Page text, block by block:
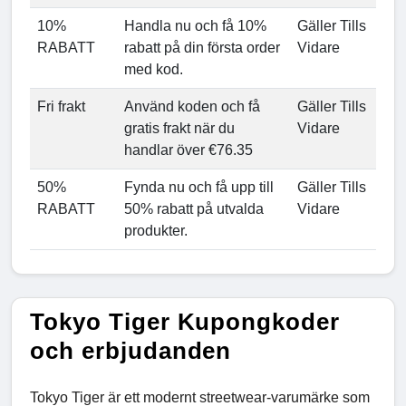
10%
RABATT
Handla nu och få 10%
rabatt på din första order
med kod.
Gäller Tills
Vidare
Fri frakt
Använd koden och få
gratis frakt när du
handlar över €76.35
Gäller Tills
Vidare
50%
RABATT
Fynda nu och få upp till
50% rabatt på utvalda
produkter.
Gäller Tills
Vidare
Tokyo Tiger Kupongkoder
och erbjudanden
Tokyo Tiger är ett modernt streetwear-varumärke som